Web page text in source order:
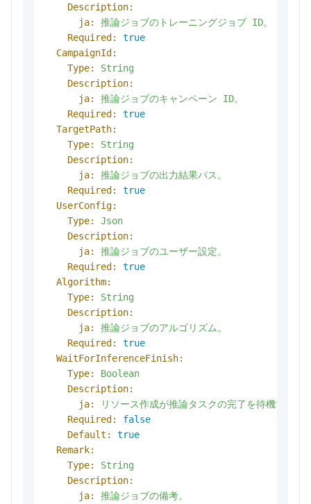
Description:
ja:
推論ジョブのトレーニングジョブ ID。
Required:
true
CampaignId:
Type:
String
Description:
ja:
推論ジョブのキャンペーン
ID。
Required:
true
TargetPath:
Type:
String
Description:
ja:
推論ジョブの出力結果パス。
Required:
true
UserConfig:
Type:
Json
Description:
ja:
推論ジョブのユーザー設定。
Required:
true
Algorithm:
Type:
String
Description:
ja:
推論ジョブのアルゴリズム。
Required:
true
WaitForInferenceFinish:
Type:
Boolean
Description:
ja:
リソース作成が推論タスクの完了を待機するか
Required:
false
Default:
true
Remark:
Type:
String
Description:
ja:
推論ジョブの備考。